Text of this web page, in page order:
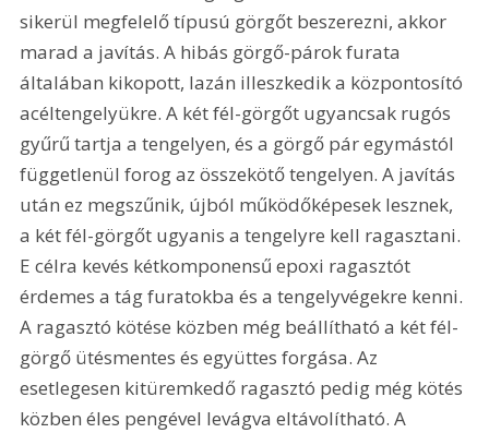
sikerül megfelelő típusú görgőt beszerezni, akkor
marad a javítás. A hibás görgő-párok furata
általában kikopott, lazán illeszkedik a központosító
acéltengelyükre. A két fél-görgőt ugyancsak rugós
gyűrű tartja a tengelyen, és a görgő pár egymástól
függetlenül forog az összekötő tengelyen. A javítás
után ez megszűnik, újból működőképesek lesznek,
a két fél-görgőt ugyanis a tengelyre kell ragasztani.
E célra kevés kétkomponensű epoxi ragasztót
érdemes a tág furatokba és a tengelyvégekre kenni.
A ragasztó kötése közben még beállítható a két fél-
görgő ütésmentes és együttes forgása. Az
esetlegesen kitüremkedő ragasztó pedig még kötés
közben éles pengével levágva eltávolítható. A